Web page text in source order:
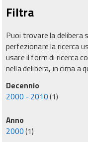
Filtra
Puoi trovare la delibera
perfezionare la ricerca
usare il form di ricerca
nella delibera, in cima a
Decennio
2000 - 2010(1)
Anno
2000(1)